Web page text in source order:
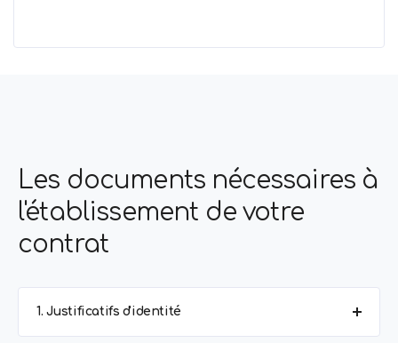
Les documents nécessaires à
l'établissement de votre
contrat
1. Justificatifs d'identité